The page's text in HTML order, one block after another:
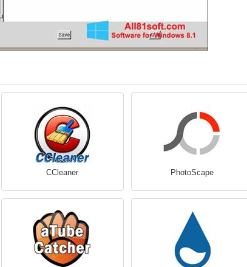
CCleaner PhotoScape